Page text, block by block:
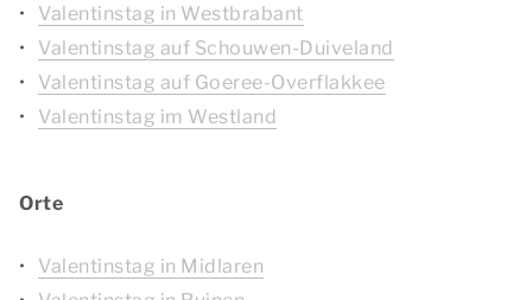
Valentinstag in Westbrabant
Valentinstag auf Schouwen-Duiveland
Valentinstag auf Goeree-Overflakkee
Valentinstag im Westland
Orte
Valentinstag in Midlaren